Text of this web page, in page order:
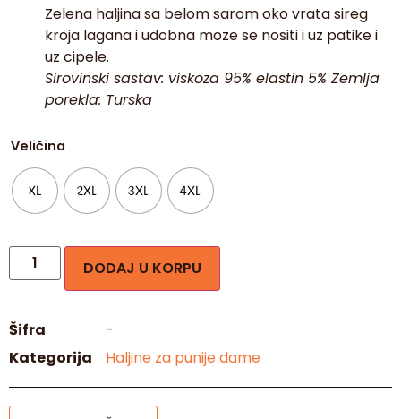
00:09
Zelena haljina sa belom sarom oko vrata sireg
kroja lagana i udobna moze se nositi i uz patike i
uz cipele.
Sirovinski sastav: viskoza 95% elastin 5% Zemlja
porekla: Turska
Veličina
XL 2XL 3XL 4XL
DODAJ U KORPU
Šifra
-
Kategorija
Haljine za punije dame